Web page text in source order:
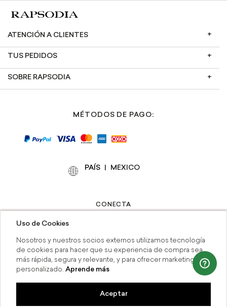
ATENCIÓN A CLIENTES
TUS PEDIDOS
SOBRE RAPSODIA
MÉTODOS DE PAGO:
PAÍS
CONECTA
Uso de Cookies
Nosotros y nuestros socios externos utilizamos tecnología
de cookies para hacer que su experiencia de compra sea
más rápida, segura y relevante, y para ofrecer marketing
personalizado. Aprende más
Aceptar